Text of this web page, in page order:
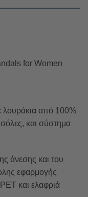
for Women
λουράκια από 100%
και σύστημα
άνεσης και του
εφαρμογής
και ελαφριά